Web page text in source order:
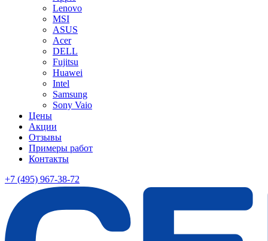
Lenovo
MSI
ASUS
Acer
DELL
Fujitsu
Huawei
Intel
Samsung
Sony Vaio
Цены
Акции
Отзывы
Примеры работ
Контакты
+7 (495) 967-38-72